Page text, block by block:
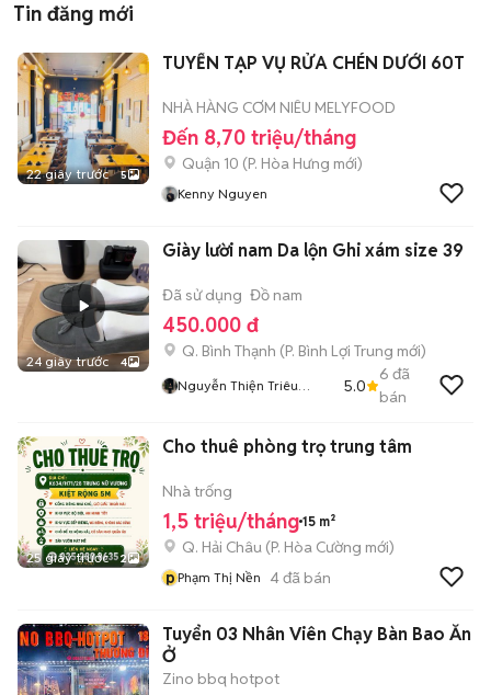
Tin đăng mới
22 giây trước 5
TUYỂN TẠP VỤ RỬA CHÉN DƯỚI 60T
NHÀ HÀNG CƠM NIÊU MELYFOOD
Đến 8,70 triệu/tháng
Quận 10 (P. Hòa Hưng mới)
Kenny Nguyen
24 giây trước 4
Giày lười nam Da lộn Ghi xám size 39
Đã sử dụng Đồ nam
450.000 đ
Q. Bình Thạnh (P. Bình Lợi Trung mới)
Nguyễn Thiện Triêu
5.0
6 đã
bán
25 giây trước 2
Cho thuê phòng trọ trung tâm
Nhà trống
1,5 triệu/tháng 15 m²
Q. Hải Châu (P. Hòa Cường mới)
pPhạm Thị Nền 4đã bán
Tuyển 03 Nhân Viên Chạy Bàn Bao Ăn
Ở
Zino bbq hotpot